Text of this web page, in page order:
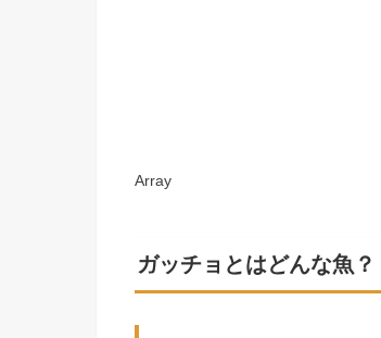
Array
ガッチョとはどんな魚？